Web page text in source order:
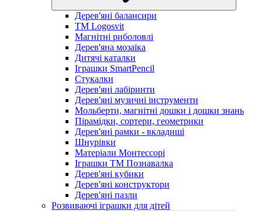
Дерев'яні балансири
TM Logosvit
Магнітні риболовлі
Дерев'яна мозаїка
Дитячі каталки
Іграшки SmartPencil
Стукалки
Дерев'яні лабіринти
Дерев'яні музичні інструменти
Мольберти, магнітні дошки і дошки знань
Пірамідки, сортери, геометрики
Дерев'яні рамки - вкладиші
Шнурівки
Матеріали Монтессорі
Іграшки ТМ Познавалка
Дерев'яні кубики
Дерев'яні конструктори
Дерев'яні пазли
Розвиваючі іграшки для дітей